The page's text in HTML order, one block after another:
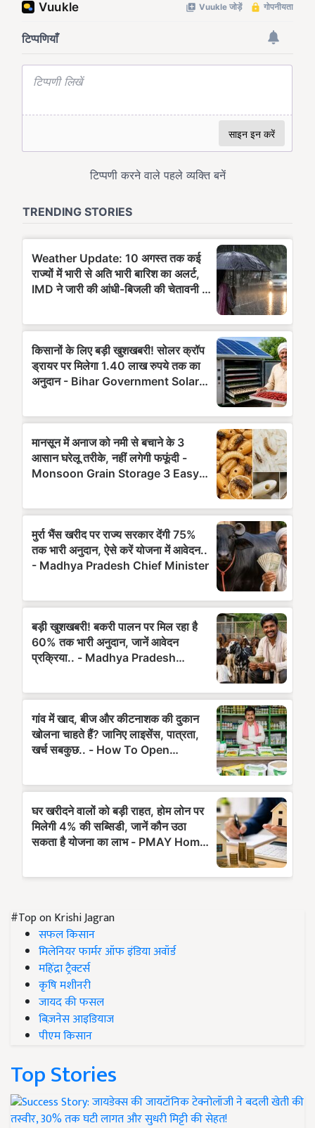
#Top on Krishi Jagran
सफल किसान
मिलेनियर फार्मर ऑफ इंडिया अवॉर्ड
महिंद्रा ट्रैक्टर्स
कृषि मशीनरी
जायद की फसल
बिज़नेस आइडियाज
पीएम किसान
Top Stories